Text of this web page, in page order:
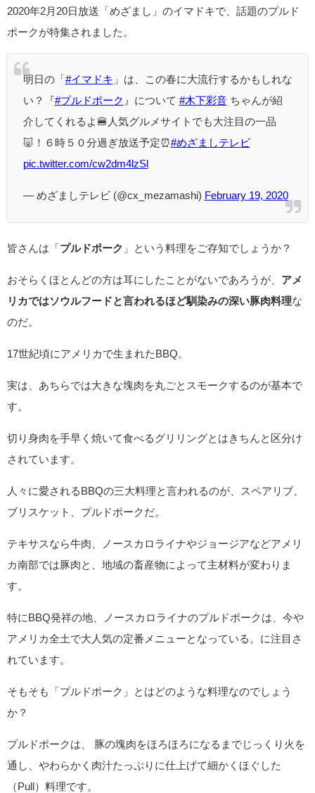
2020年2月20日放送「めざまし」のイマドキで、話題のプルド
ポークが特集されました。
明日の「 #イマドキ 」は、この春に大流行するかもしれな
い？『#プルドポーク 』について #木下彩音ちゃんが紹
介してくれるよ🍔人気グルメサイトでも大注目の一品
🐷！６時５０分過ぎ放送予定⏰#めざましテレビ
pic.twitter.com/cw2dm4lzSl
— めざましテレビ (@cx_mezamashi) February 19, 2020
皆さんは「 プルドポーク 」という料理をご存知でしょうか？
おそらくほとんどの方は耳にしたことがないであろうが、 アメ
リカではソウルフードと言われるほど馴染みの深い豚肉料理な
のだ。
17世紀頃にアメリカで生まれたBBQ。
実は、あちらでは大きな塊肉を丸ごとスモークするのが基本で
す。
切り身肉を手早く焼いて食べるグリリングとはきちんと区分け
されています。
人々に愛されるBBQの三大料理と言われるのが、スペアリブ、
ブリスケット、プルドポークだ。
テキサスなら牛肉、ノースカロライナやジョージアなどアメリ
カ南部では豚肉と、地域の畜産物によって主材料が変わりま
す。
特にBBQ発祥の地、ノースカロライナのプルドポークは、今や
アメリカ全土で大人気の定番メニューとなっている。に注目さ
れています。
そもそも「プルドポーク」とはどのような料理なのでしょう
か？
プルドポークは、 豚の塊肉をほろほろになるまでじっくり火を
通し、やわらかく肉汁たっぷりに仕上げて細かくほぐした
（Pull）料理です。